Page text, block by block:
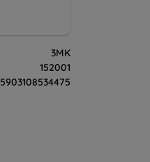
3MK
152001
5903108534475